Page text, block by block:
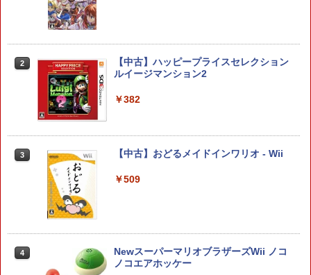
￥2,999
2 タッチペン 純正 スタイラスペン Ninte
ndo ニンテンドースイッチ ニンテンド
ースイッチ2 静電式 タッチ操作 ゲームア
3
テーブルモード専用 ポータブルUSBハブ
スタンド 2ポート for Nintendo Switch
2
2
【大容量】SILENT HILL f PS5対応 LIP1
708 互換 バッテリー【PSE基準検品】ワ
ジャパン アストロボット Destiny 2
STRASSE RCZ01用 コントローラーホル
ダー 左側 左右兼用 ゲームパッド PS4 P
￥2,981
2
【中古】ハッピープライスセレクション
ルイージマンション2
￥382
3 【中古】おどるメイドインワリオ - Wii
￥509
4
NewスーパーマリオブラザーズWii ノコ
ノコエアホッケー